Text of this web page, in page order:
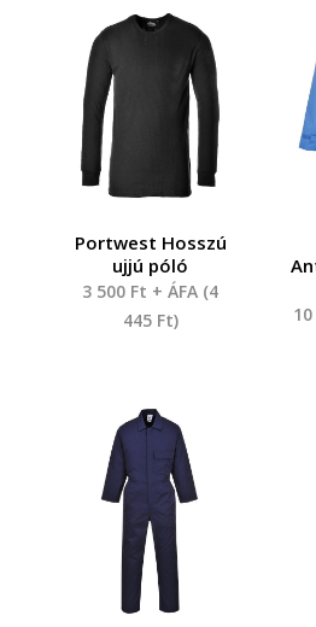
Portwest Hosszú
ujjú póló
3 500 Ft + ÁFA (4
445 Ft)